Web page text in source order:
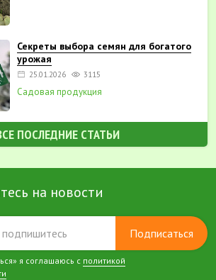
Секреты выбора семян для богатого
урожая
25.01.2026 3115
Садовая продукция
ПОСЛЕДНИЕ СТАТЬИ
на новости
Подписаться
я соглашаюсь с политикой